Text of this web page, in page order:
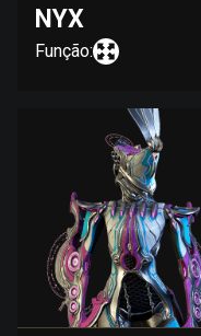
NYX
Função: